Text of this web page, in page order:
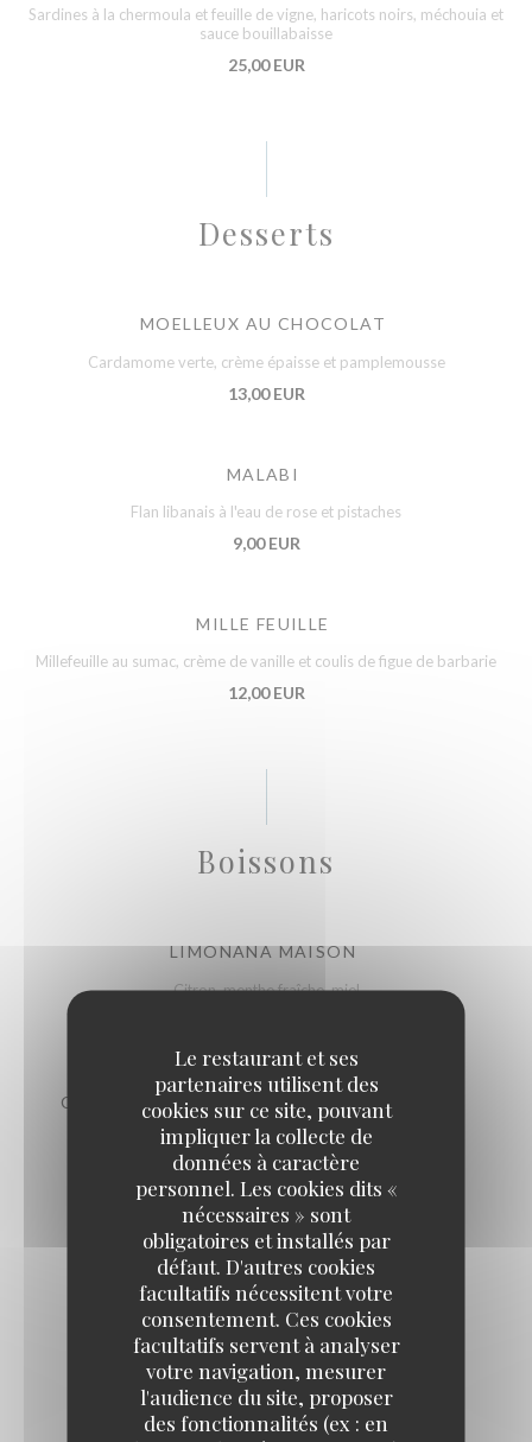
Le restaurant et ses
partenaires utilisent des
cookies sur ce site, pouvant
impliquer la collecte de
données à caractère
personnel. Les cookies dits «
nécessaires » sont
obligatoires et installés par
défaut. D'autres cookies
facultatifs nécessitent votre
consentement. Ces cookies
facultatifs servent à analyser
votre navigation, mesurer
l'audience du site, proposer
des fonctionnalités (ex : en
Sardines à la chermoula et feuille de vigne, haricots noirs, méchouia et
sauce bouillabaisse
25,00 EUR
Desserts
MOELLEUX AU CHOCOLAT
Cardamome verte, crème épaisse et pamplemousse
13,00 EUR
MALABI
Flan libanais à l'eau de rose et pistaches
9,00 EUR
MILLE FEUILLE
Millefeuille au sumac, crème de vanille et coulis de figue de barbarie
12,00 EUR
Boissons
LIMONANA MAISON
Citron, menthe fraîche, miel
COCKTAIL ARAK-NANA OU BOUKHA-NANA
12,00 EUR
THÉ À LA MENTHE FRAÎCHE
7,50 EUR
COCA ZERO
5,00 EUR